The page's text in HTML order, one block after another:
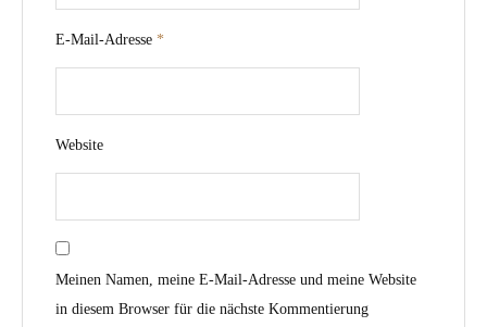
E-Mail-Adresse *
Website
Meinen Namen, meine E-Mail-Adresse und meine Website
in diesem Browser für die nächste Kommentierung